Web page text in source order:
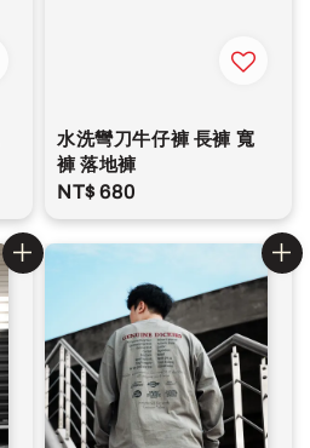
水洗彎刀牛仔褲 長褲 寬
褲 落地褲
Regular
price
NT$ 680